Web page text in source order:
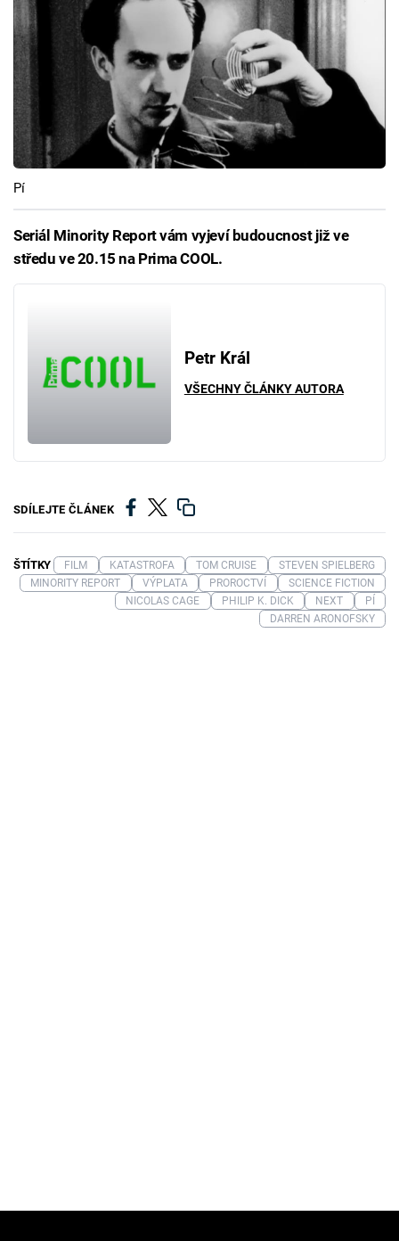
Pí
Seriál Minority Report vám vyjeví budoucnost již ve
středu ve 20.15 na Prima COOL.
Petr Král
VŠECHNY ČLÁNKY AUTORA
SDÍLEJTE ČLÁNEK
ŠTÍTKY FILM KATASTROFA TOM CRUISE
STEVEN SPIELBERG
MINORITY REPORT
VÝPLATA PROROCTVÍ
SCIENCE FICTION
NICOLAS CAGE
PHILIP K. DICK NEXT
PÍ
DARREN ARONOFSKY